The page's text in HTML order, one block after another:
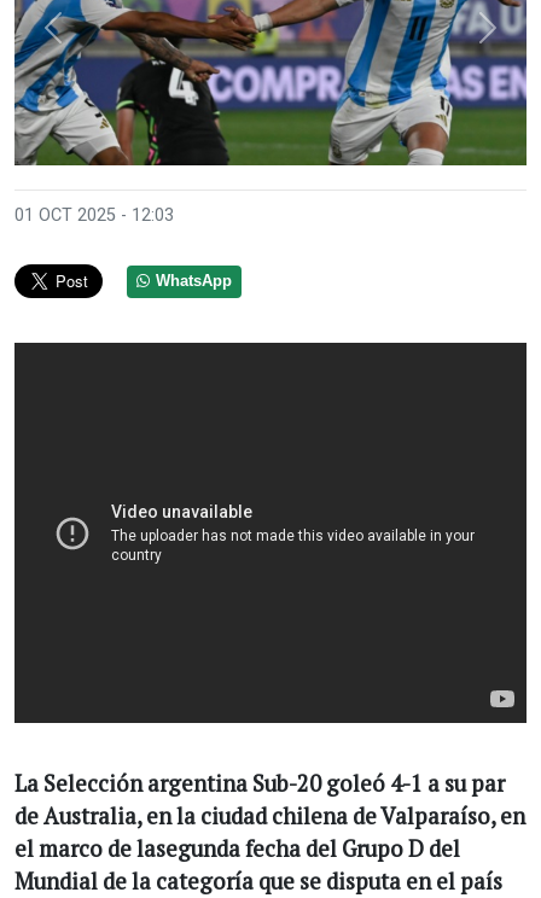
Anterior
01 OCT 2025 - 12:03
WhatsApp
La Selección argentina Sub-20 goleó 4-1 a su par
de Australia, en la ciudad chilena de Valparaíso, en
el marco de lasegunda fecha del Grupo D del
Mundial de la categoría que se disputa en el país